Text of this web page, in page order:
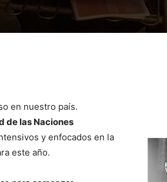
en nuestro país.
de las Naciones
y enfocados en la
este año.